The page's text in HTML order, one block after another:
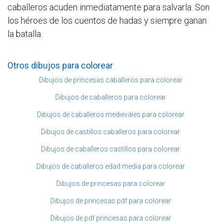
caballeros acuden inmediatamente para salvarla. Son
los héroes de los cuentos de hadas y siempre ganan
la batalla.
Otros dibujos para colorear
Dibujos de princesas caballeros para colorear
Dibujos de caballeros para colorear
Dibujos de caballeros medievales para colorear
Dibujos de castillos caballeros para colorear
Dibujos de caballeros castillos para colorear
Dibujos de caballeros edad media para colorear
Dibujos de princesas para colorear
Dibujos de princesas pdf para colorear
Dibujos de pdf princesas para colorear